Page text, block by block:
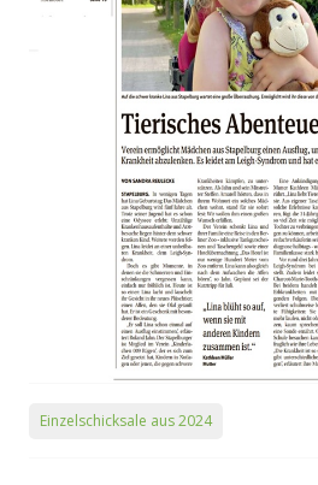
Einzelschicksale aus 2024